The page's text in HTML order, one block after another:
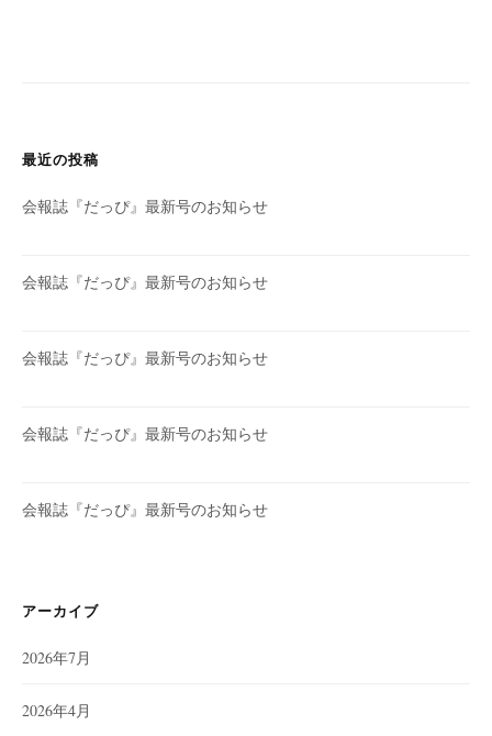
最近の投稿
会報誌『だっぴ』最新号のお知らせ
会報誌『だっぴ』最新号のお知らせ
会報誌『だっぴ』最新号のお知らせ
会報誌『だっぴ』最新号のお知らせ
会報誌『だっぴ』最新号のお知らせ
アーカイブ
2026年7月
2026年4月